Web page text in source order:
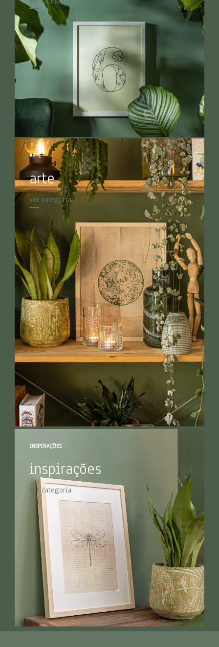
INSPIRAÇÕES
inspirações
ver categoria
ARTE
arte
ver categoria